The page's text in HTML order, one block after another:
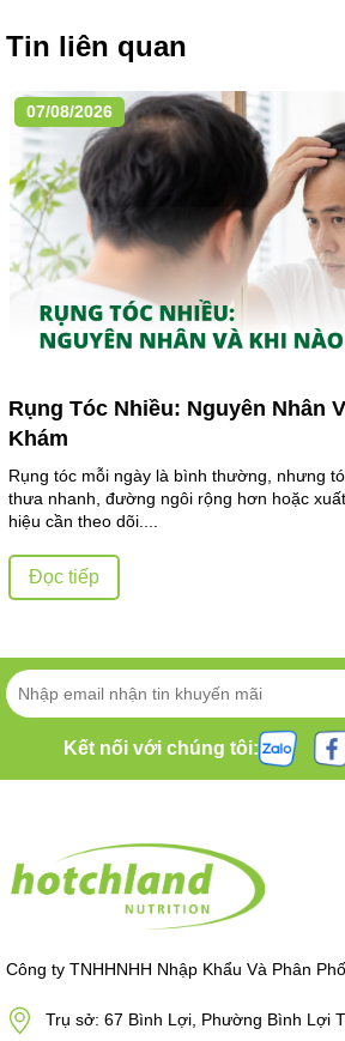
Tin liên quan
07/08/2026
Rụng Tóc Nhiều: Nguyên Nhân
Khám
Rụng tóc mỗi ngày là bình thường, nhưng
thưa nhanh, đường ngôi rộng hơn hoặc
hiệu cần theo dõi....
Đọc tiếp
Kết nối với chúng tôi:
Công ty TNHHNHH Nhập Khẩu Và Phân
Trụ sở: 67 Bình Lợi, Phường Bình Lợi